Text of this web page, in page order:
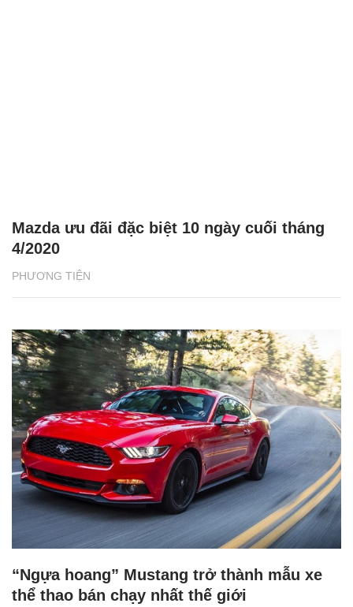
PHƯƠNG TIỆN
Mazda ưu đãi đặc biệt 10 ngày cuối tháng
4/2020
“Ngựa hoang” Mustang trở thành mẫu xe
thể thao bán chạy nhất thế giới